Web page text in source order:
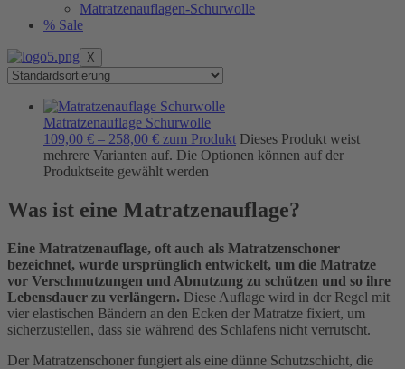
Matratzenauflagen-Schurwolle
% Sale
X
Matratzenauflage Schurwolle
109,00 € – 258,00 € zum Produkt Dieses Produkt weist
mehrere Varianten auf. Die Optionen können auf der
Produktseite gewählt werden
Was ist eine Matratzenauflage?
Eine Matratzenauflage, oft auch als Matratzenschoner
bezeichnet, wurde ursprünglich entwickelt, um die Matratze
vor Verschmutzungen und Abnutzung zu schützen und so ihre
Lebensdauer zu verlängern. Diese Auflage wird in der Regel mit
vier elastischen Bändern an den Ecken der Matratze fixiert, um
sicherzustellen, dass sie während des Schlafens nicht verrutscht.
Der Matratzenschoner fungiert als eine dünne Schutzschicht, die